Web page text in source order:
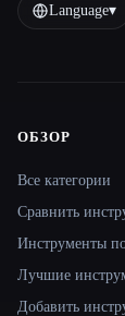
Language▾
Site
ОБЗОР
Все категории
Сравнить
Инструменты
Лучшие
Добавить